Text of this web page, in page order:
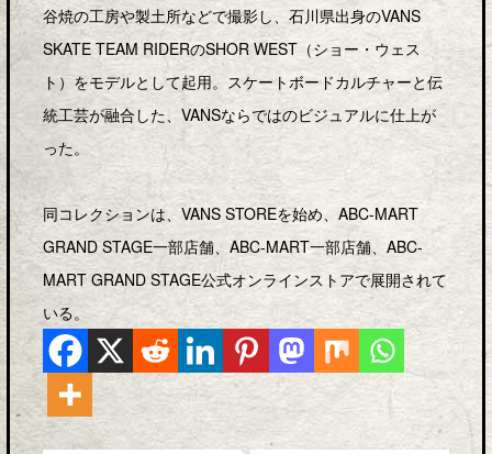
谷焼の工房や製土所などで撮影し、石川県出身のVANS
SKATE TEAM RIDERのSHOR WEST（ショー・ウェス
ト）をモデルとして起用。スケートボードカルチャーと伝
統工芸が融合した、VANSならではのビジュアルに仕上が
った。
同コレクションは、VANS STOREを始め、ABC-MART
GRAND STAGE一部店舗、ABC-MART一部店舗、ABC-
MART GRAND STAGE公式オンラインストアで展開されて
いる。